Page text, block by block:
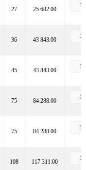
27 25 682.00
36 43 843.00
45 43 843.00
75 84 288.00
75 84 288.00
108 117 311.00